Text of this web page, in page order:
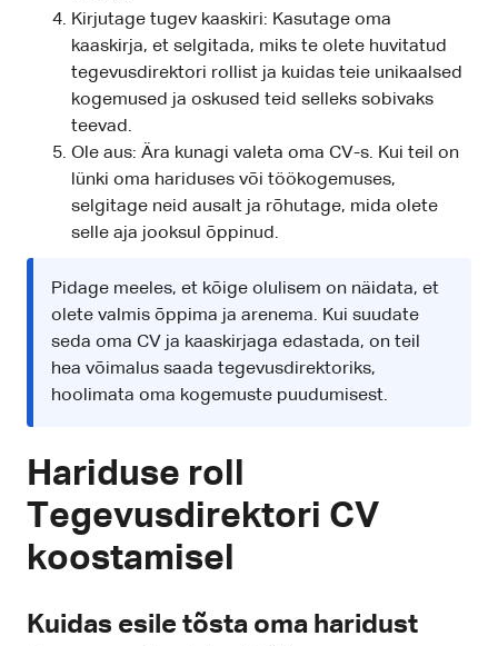
Kirjutage tugev kaaskiri: Kasutage oma
kaaskirja, et selgitada, miks te olete huvitatud
tegevusdirektori rollist ja kuidas teie unikaalsed
kogemused ja oskused teid selleks sobivaks
teevad.
Ole aus: Ära kunagi valeta oma CV-s. Kui teil on
lünki oma hariduses või töökogemuses,
selgitage neid ausalt ja rõhutage, mida olete
selle aja jooksul õppinud.
Pidage meeles, et kõige olulisem on näidata, et
olete valmis õppima ja arenema. Kui suudate
seda oma CV ja kaaskirjaga edastada, on teil
hea võimalus saada tegevusdirektoriks,
hoolimata oma kogemuste puudumisest.
Hariduse roll
Tegevusdirektori CV
koostamisel
Kuidas esile tõsta oma haridust